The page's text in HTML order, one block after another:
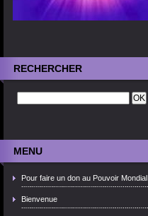
RECHERCHER
MENU
Pour faire un don au Pouvoir Mondial
Bienvenue